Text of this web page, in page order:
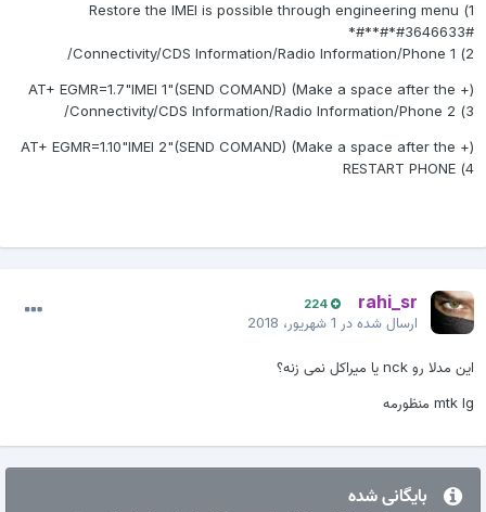
حالا بعد طبق عکس زیرRadio informationروانتخاب کنید
1) Restore the IMEI is possible through engineering menu
*#*#3646633#*#*
AT+ EGMR=1.7"IMEI 1"(SEND COMAND) (Make a space after the +)
AT+ EGMR=1.10"IMEI 2"(SEND COMAND) (Make a space after the +)
rahi_sr
224
ارسال شده در1 شهریور، 2018
این مدلا رو nck یا میراکل نمی زنه؟
mtk lg منظورمه
بایگانی شده